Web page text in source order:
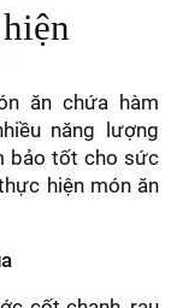
ăn chứa hàm
năng lượng
bảo tốt cho sức
hiện món ăn